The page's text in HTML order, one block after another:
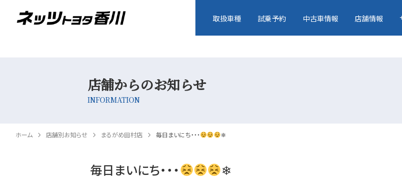
取扱車種 試乗予約 中古車情報 店舗情報
店舗からのお知らせ
INFORMATION
ホーム 店舗別お知らせ まるがめ田村店 毎日まいにち・・・ ❄
毎日まいにち・・・ ❄